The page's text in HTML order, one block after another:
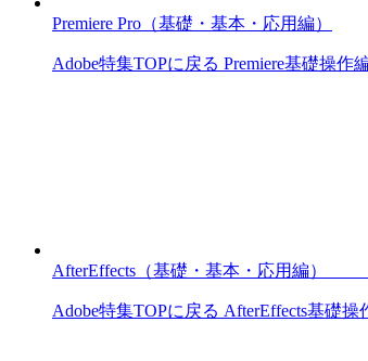
Premiere Pro（基礎・基本・応用編）
Adobe特集TOPに戻る Premiere基礎操
AfterEffects（基礎・基本・応
Adobe特集TOPに戻る AfterEffects基礎